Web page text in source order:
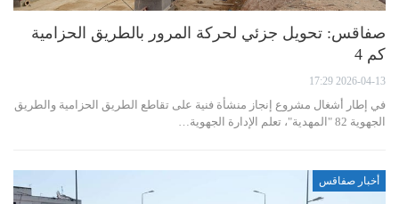
صفاقس: تحويل جزئي لحركة المرور بالطريق الحزامية
كم 4
2026-04-13 17:29
في إطار أشغال مشروع إنجاز منشأة فنية على تقاطع الطريق الحزامية والطريق
الجهوية 82 "المهدية"، تعلم الإدارة الجهوية…
أخبار صفاقس